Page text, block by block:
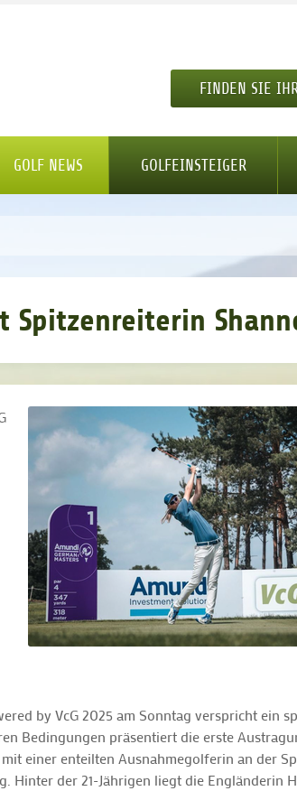
FINDEN SIE
GOLF NEWS GOLFEINSTEIGER
by VcG 2025 am Sonntag verspricht ein
Bedingungen präsentiert die erste
einer enteilten Ausnahmegolferin an der
der 21-Jährigen liegt die Engländerin